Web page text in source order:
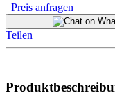
Preis anfragen
Teilen